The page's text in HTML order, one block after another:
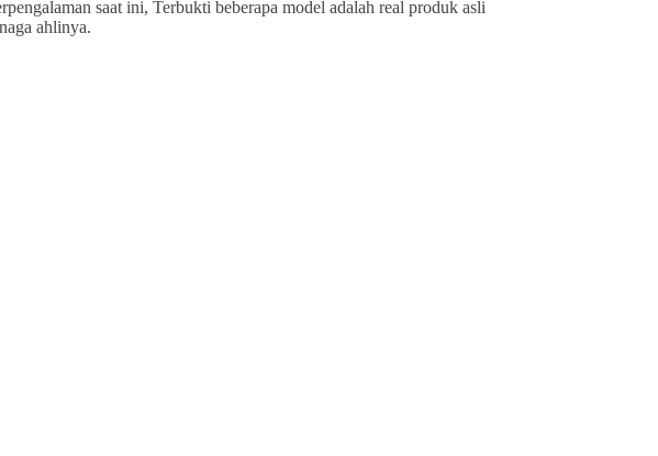
saat ini, Terbukti beberapa model adalah real produk asli
ahlinya.